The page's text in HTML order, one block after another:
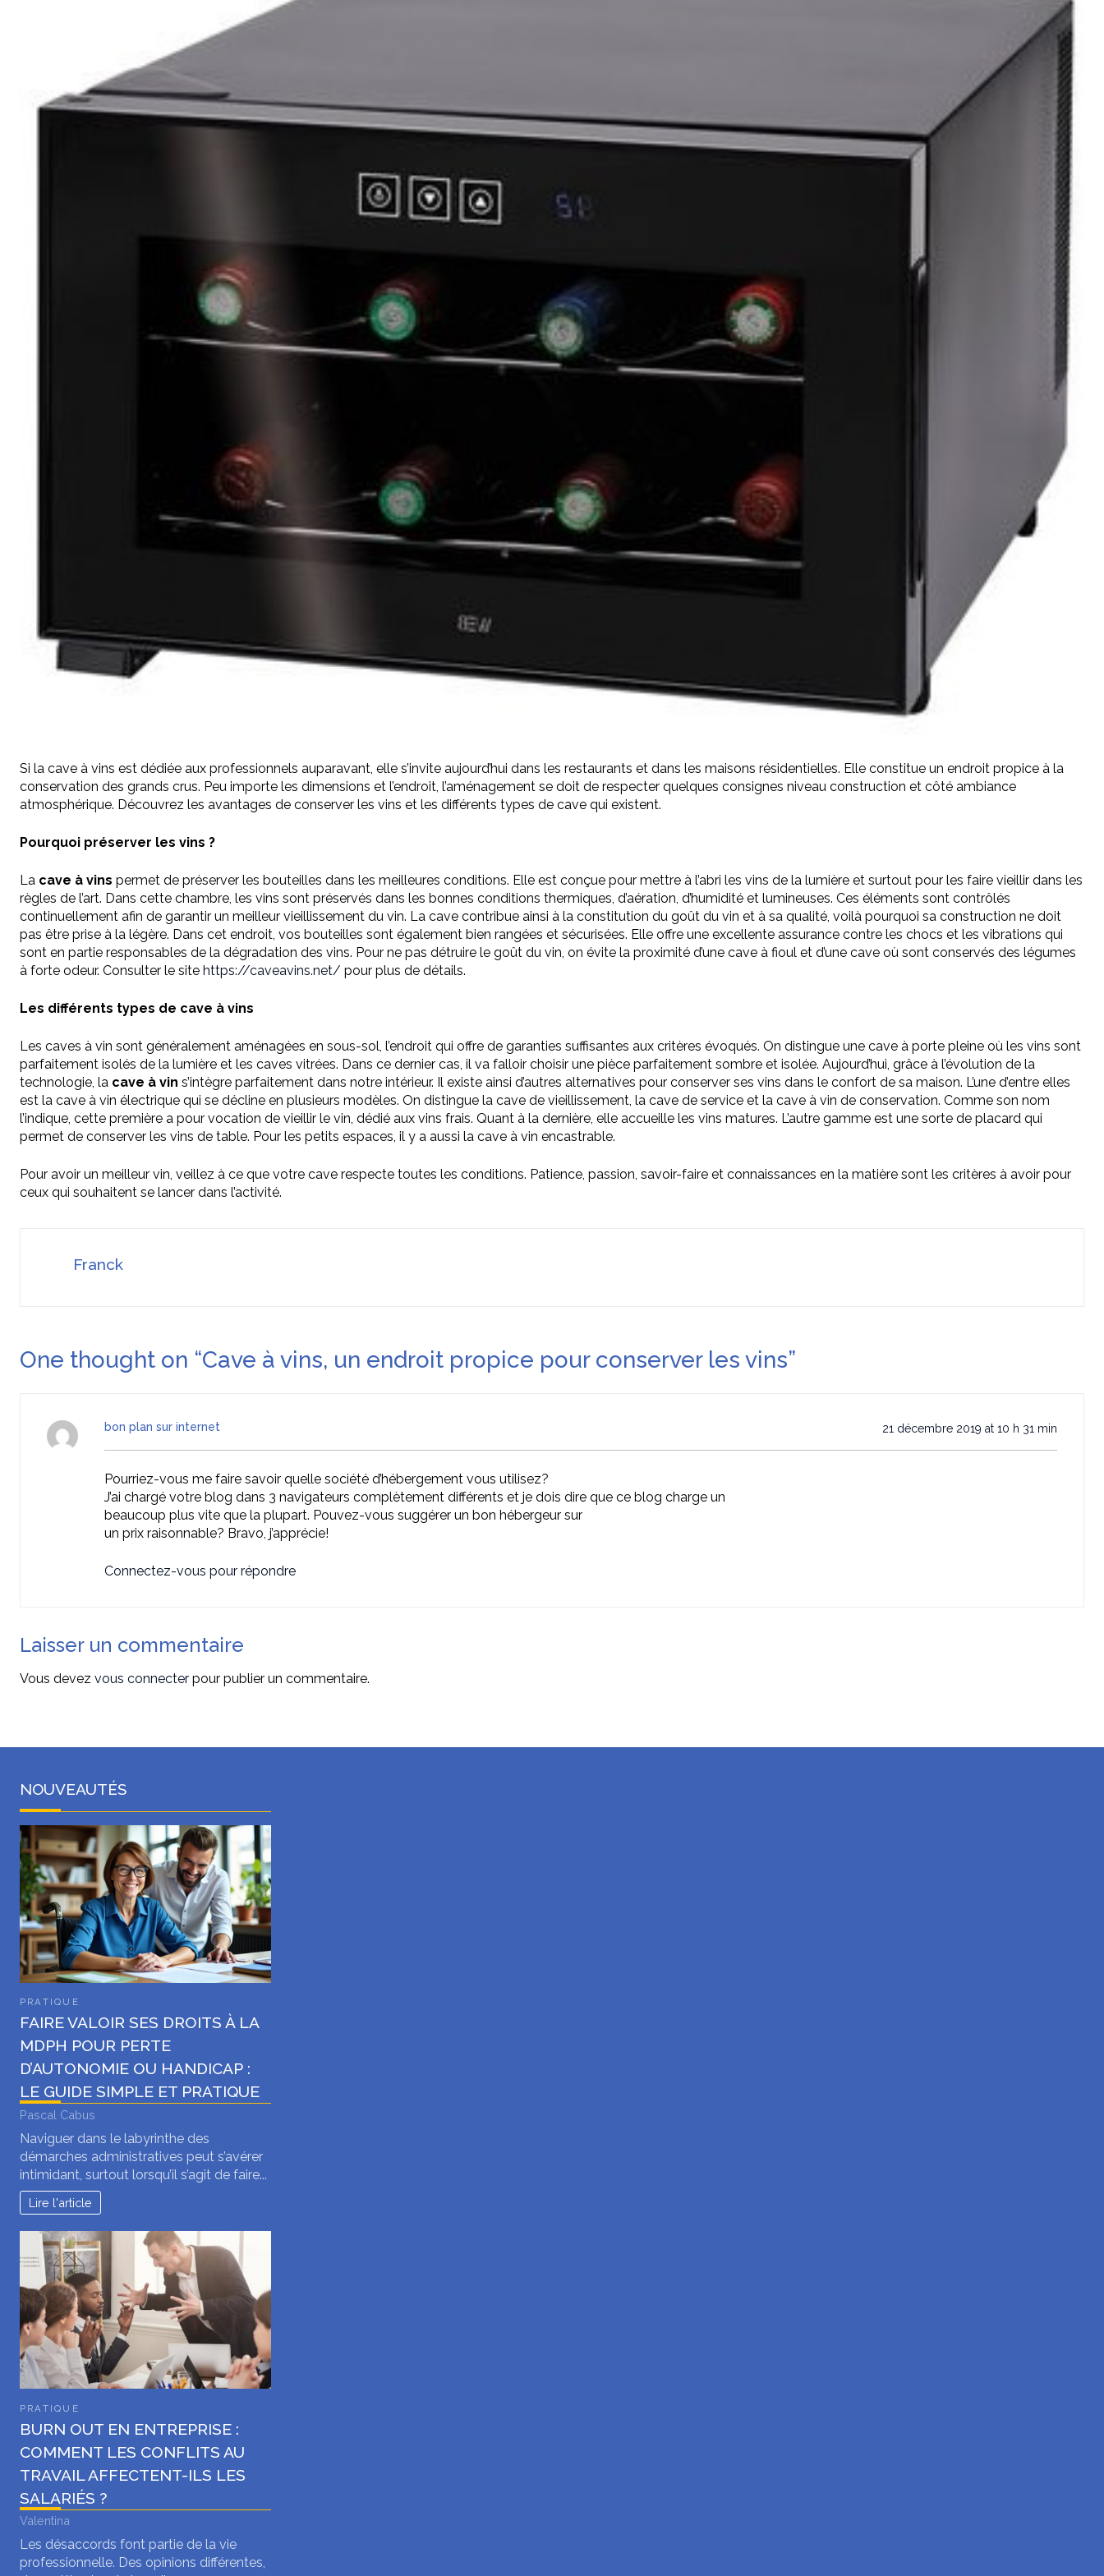
Si la cave à vins est dédiée aux professionnels auparavant, elle s’invite aujourd’hui dans les restaurants et dans les maisons résidentielles. Elle constitue un endroit propice à la
conservation des grands crus. Peu importe les dimensions et l’endroit, l’aménagement se doit de respecter quelques consignes niveau construction et côté ambiance
atmosphérique. Découvrez les avantages de conserver les vins et les différents types de cave qui existent.
Pourquoi préserver les vins ?
La cave à vins permet de préserver les bouteilles dans les meilleures conditions. Elle est conçue pour mettre à l’abri les vins de la lumière et surtout pour les faire vieillir dans les
règles de l’art. Dans cette chambre, les vins sont préservés dans les bonnes conditions thermiques, d’aération, d’humidité et lumineuses. Ces éléments sont contrôlés
continuellement afin de garantir un meilleur vieillissement du vin. La cave contribue ainsi à la constitution du goût du vin et à sa qualité, voilà pourquoi sa construction ne doit
pas être prise à la légère. Dans cet endroit, vos bouteilles sont également bien rangées et sécurisées. Elle offre une excellente assurance contre les chocs et les vibrations qui
sont en partie responsables de la dégradation des vins. Pour ne pas détruire le goût du vin, on évite la proximité d’une cave à fioul et d’une cave où sont conservés des légumes
à forte odeur. Consulter le site https://caveavins.net/ pour plus de détails.
Les différents types de cave à vins
Les caves à vin sont généralement aménagées en sous-sol, l’endroit qui offre de garanties suffisantes aux critères évoqués. On distingue une cave à porte pleine où les vins sont
parfaitement isolés de la lumière et les caves vitrées. Dans ce dernier cas, il va falloir choisir une pièce parfaitement sombre et isolée. Aujourd’hui, grâce à l’évolution de la
technologie, la cave à vin s’intègre parfaitement dans notre intérieur. Il existe ainsi d’autres alternatives pour conserver ses vins dans le confort de sa maison. L’une d’entre elles
est la cave à vin électrique qui se décline en plusieurs modèles. On distingue la cave de vieillissement, la cave de service et la cave à vin de conservation. Comme son nom
l’indique, cette première a pour vocation de vieillir le vin, dédié aux vins frais. Quant à la dernière, elle accueille les vins matures. L’autre gamme est une sorte de placard qui
permet de conserver les vins de table. Pour les petits espaces, il y a aussi la cave à vin encastrable.
Pour avoir un meilleur vin, veillez à ce que votre cave respecte toutes les conditions. Patience, passion, savoir-faire et connaissances en la matière sont les critères à avoir pour
ceux qui souhaitent se lancer dans l’activité.
Franck
One thought on “Cave à vins, un endroit propice pour conserver les vins”
bon plan sur internet 21 décembre 2019 at 10 h 31 min
Pourriez-vous me faire savoir quelle société d’hébergement vous utilisez?
J’ai chargé votre blog dans 3 navigateurs complètement différents et je dois dire que ce blog charge un
beaucoup plus vite que la plupart. Pouvez-vous suggérer un bon hébergeur sur
un prix raisonnable? Bravo, j’apprécie!
Connectez-vous pour répondre
Laisser un commentaire
Vous devez vous connecter pour publier un commentaire.
NOUVEAUTÉS
PRATIQUE
FAIRE VALOIR SES DROITS À LA
MDPH POUR PERTE
D’AUTONOMIE OU HANDICAP :
LE GUIDE SIMPLE ET PRATIQUE
Pascal Cabus
Naviguer dans le labyrinthe des
démarches administratives peut s’avérer
intimidant, surtout lorsqu’il s’agit de faire...
Lire l'article
PRATIQUE
BURN OUT EN ENTREPRISE :
COMMENT LES CONFLITS AU
TRAVAIL AFFECTENT-ILS LES
SALARIÉS ?
Valentina
Les désaccords font partie de la vie
professionnelle. Des opinions différentes,